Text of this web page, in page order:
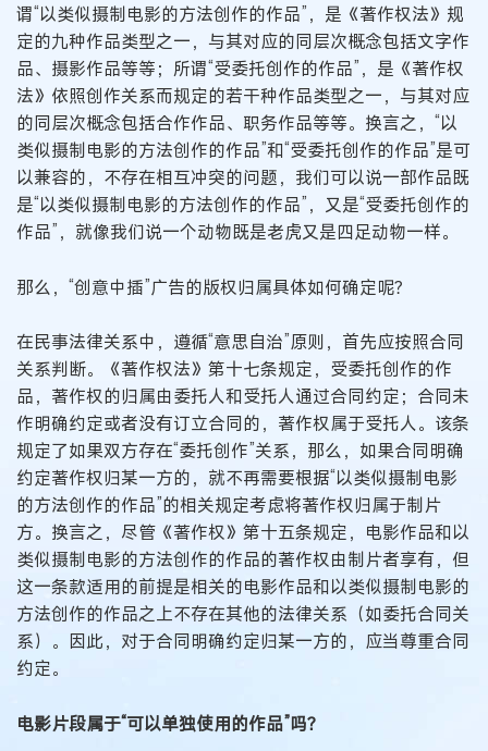
谓“以类似摄制电影的方法创作的作品”，是《著作权法》规
定的九种作品类型之一，与其对应的同层次概念包括文字作
品、摄影作品等等；所谓“受委托创作的作品”，是《著作权
法》依照创作关系而规定的若干种作品类型之一，与其对应
的同层次概念包括合作作品、职务作品等等。换言之，“以
类似摄制电影的方法创作的作品”和“受委托创作的作品”是可
以兼容的，不存在相互冲突的问题，我们可以说一部作品既
是“以类似摄制电影的方法创作的作品”，又是“受委托创作的
作品”，就像我们说一个动物既是老虎又是四足动物一样。
那么，“创意中插”广告的版权归属具体如何确定呢？
在民事法律关系中，遵循“意思自治”原则，首先应按照合同
关系判断。《著作权法》第十七条规定，受委托创作的作
品，著作权的归属由委托人和受托人通过合同约定；合同未
作明确约定或者没有订立合同的，著作权属于受托人。该条
规定了如果双方存在“委托创作”关系，那么，如果合同明确
约定著作权归某一方的，就不再需要根据“以类似摄制电影
的方法创作的作品”的相关规定考虑将著作权归属于制片
方。换言之，尽管《著作权》第十五条规定，电影作品和以
类似摄制电影的方法创作的作品的著作权由制片者享有，但
这一条款适用的前提是相关的电影作品和以类似摄制电影的
方法创作的作品之上不存在其他的法律关系（如委托合同关
系）。因此，对于合同明确约定归某一方的，应当尊重合同
约定。
电影片段属于“可以单独使用的作品”吗？